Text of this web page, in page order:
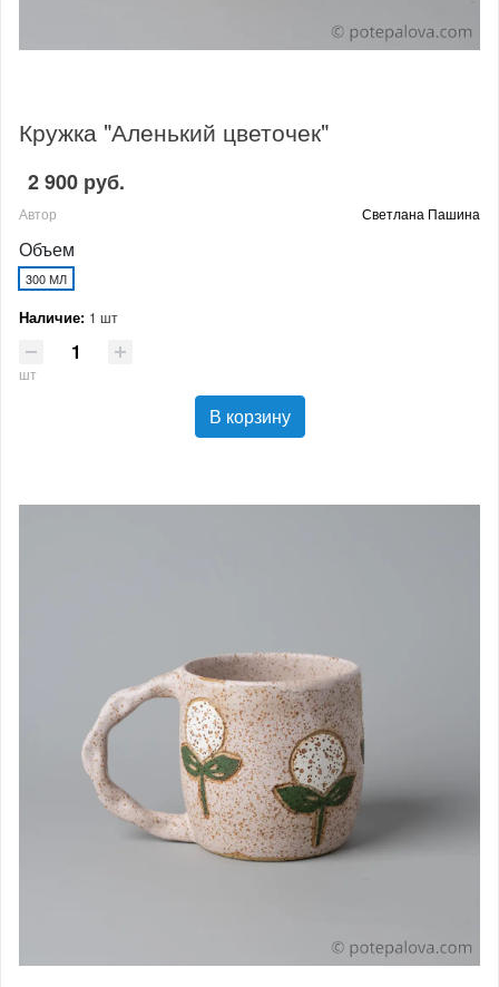
Кружка "Аленький цветочек"
2 900 руб.
Автор Светлана Пашина
Объем
300 МЛ
Наличие: 1 шт
шт
В корзину